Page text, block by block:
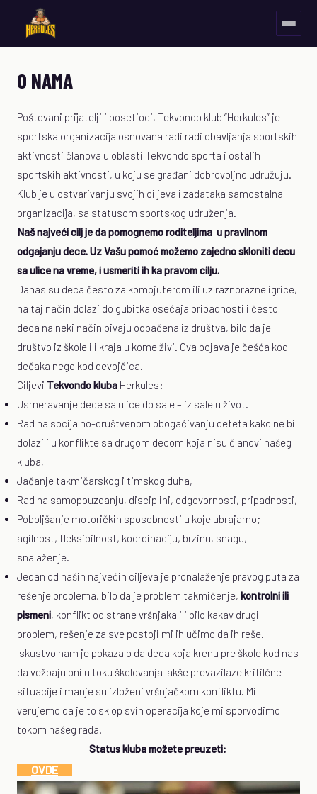
O NAMA
Poštovani prijatelji i posetioci, Tekvondo klub “Herkules” je
sportska organizacija osnovana radi radi obavljanja sportskih
aktivnosti članova u oblasti Tekvondo sporta i ostalih
sportskih aktivnosti, u koju se građani dobrovoljno udružuju.
Klub je u ostvarivanju svojih ciljeva i zadataka samostalna
organizacija, sa statusom sportskog udruženja.
Naš najveći cilj je da pomognemo roditeljima u pravilnom
odgajanju dece. Uz Vašu pomoć možemo zajedno skloniti decu
sa ulice na vreme, i usmeriti ih ka pravom cilju.
Danas su deca često za kompjuterom ili uz raznorazne igrice,
na taj način dolazi do gubitka osećaja pripadnosti i često
deca na neki način bivaju odbačena iz društva, bilo da je
društvo iz škole ili kraja u kome živi. Ova pojava je češća kod
dečaka nego kod devojčica.
Ciljevi Tekvondo kluba Herkules:
Usmeravanje dece sa ulice do sale – iz sale u život.
Rad na socijalno-društvenom obogaćivanju deteta kako ne bi
dolazili u konflikte sa drugom decom koja nisu članovi našeg
kluba,
Jačanje takmičarskog i timskog duha,
Rad na samopouzdanju, disciplini, odgovornosti, pripadnosti,
Poboljšanje motoričkih sposobnosti u koje ubrajamo;
agilnost, fleksibilnost, koordinaciju, brzinu, snagu,
snalaženje.
Jedan od naših najvećih ciljeva je pronalaženje pravog puta za
rešenje problema, bilo da je problem takmičenje, kontrolni ili
pismeni, konflikt od strane vršnjaka ili bilo kakav drugi
problem, rešenje za sve postoji mi ih učimo da ih reše.
Iskustvo nam je pokazalo da deca koja krenu pre škole kod nas
da vežbaju oni u toku školovanja lakše prevazilaze kritilčne
situacije i manje su izloženi vršnjačkom konfliktu. Mi
verujemo da je to sklop svih operacija koje mi sporvodimo
tokom našeg rada.
Status kluba možete preuzeti:
OVDE